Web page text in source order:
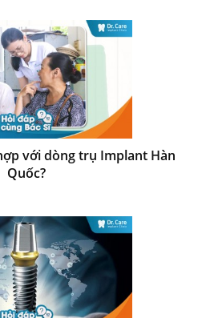
với dòng trụ Implant Hàn
Quốc?